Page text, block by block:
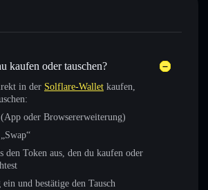
kaufen oder tauschen?
in der Solflare-Wallet kaufen,
oder Browsererweiterung)
den Token aus, den du kaufen oder
und bestätige den Tausch